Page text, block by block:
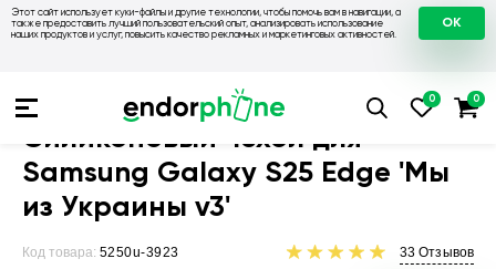
Этот сайт использует куки-файлы и другие технологии, чтобы помочь вам в навигации, а
также предоставить лучший пользовательский опыт, анализировать использование
наших продуктов и услуг, повысить качество рекламных и маркетинговых активностей.
OK
Чехлы на Samsung Чехол для
Силиконовый чехол для
Samsung Galaxy S25 Edge 'Мы
из Украины v3'
Код товара: 5250u-3923 33 Отзывов